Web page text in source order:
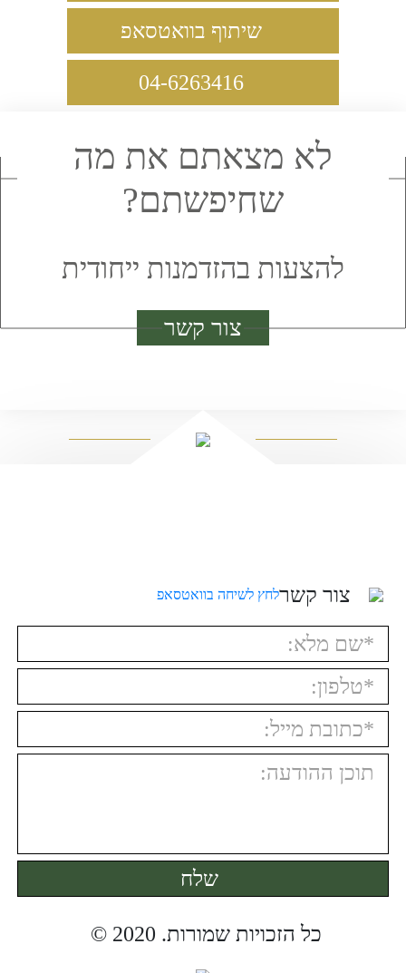
שיתוף בוואטסאפ
לא מצאתם את מה
שחיפשתם?
להצעות בהזדמנות ייחודית
צור קשר
צור קשרלחץ לשיחה בוואטסאפ
כל הזכויות שמורות. 2020 © ️